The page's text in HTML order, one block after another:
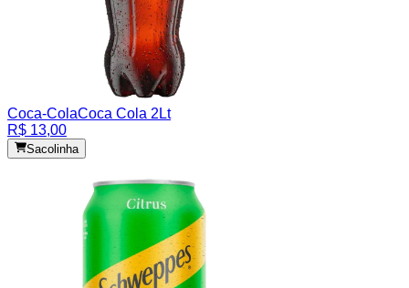
Coca-ColaCoca Cola 2Lt
R$ 13,00
Sacolinha